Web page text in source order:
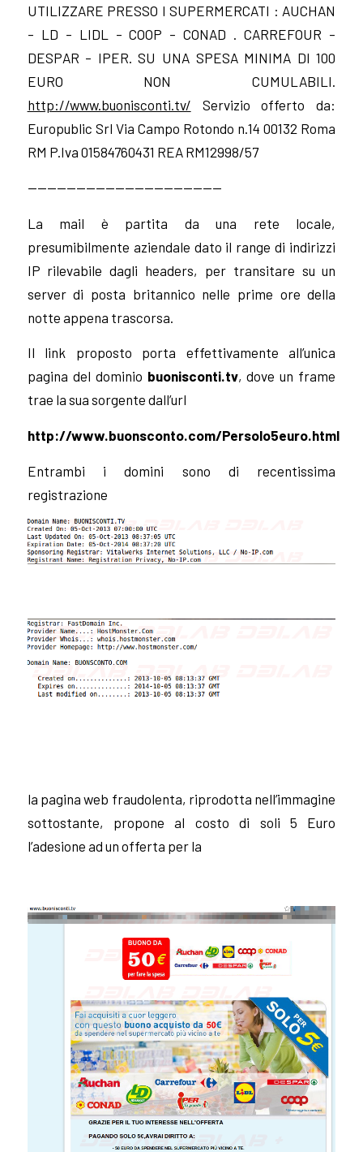
UTILIZZARE PRESSO I SUPERMERCATI : AUCHAN
– LD – LIDL – COOP – CONAD . CARREFOUR –
DESPAR – IPER. SU UNA SPESA MINIMA DI 100
EURO NON CUMULABILI.
http://www.buonisconti.tv/ Servizio offerto da:
Europublic Srl Via Campo Rotondo n.14 00132 Roma
RM P.Iva 01584760431 REA RM12998/57
————————————————————
La mail è partita da una rete locale,
presumibilmente aziendale dato il range di indirizzi
IP rilevabile dagli headers, per transitare su un
server di posta britannico nelle prime ore della
notte appena trascorsa.
Il link proposto porta effettivamente all’unica
pagina del dominio buonisconti.tv, dove un frame
trae la sua sorgente dall’url
http://www.buonsconto.com/Persolo5euro.html
Entrambi i domini sono di recentissima
registrazione
la pagina web fraudolenta, riprodotta nell’immagine
sottostante, propone al costo di soli 5 Euro
l’adesione ad un offerta per la